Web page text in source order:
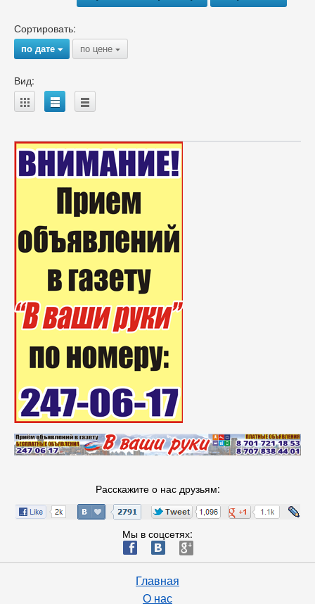
Сортировать:
по дате{ по цене {
Вид:
A B C
Расскажите о нас друзьям:
Мы в соцсетях:
ä æ è
Главная
О нас